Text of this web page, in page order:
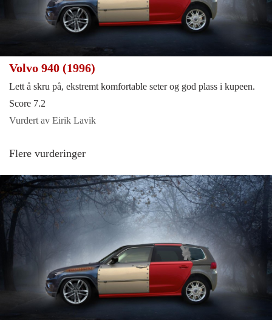
Volvo 940 (1996)
Lett å skru på, ekstremt komfortable seter og god plass i kupeen.
Score 7.2
Vurdert av Eirik Lavik
Flere vurderinger